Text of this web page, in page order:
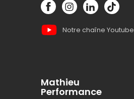
Notre chaîne Youtube
Mathieu
Performance